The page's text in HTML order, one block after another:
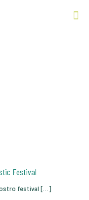
Festival
festival […]